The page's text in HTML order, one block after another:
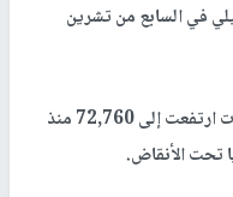
في السابع من تشرين
وأضافت المصادر ذاتها، أن حصيلة الإصابات ارتفعت إلى 72,760 منذ
تحت الأنقاض.